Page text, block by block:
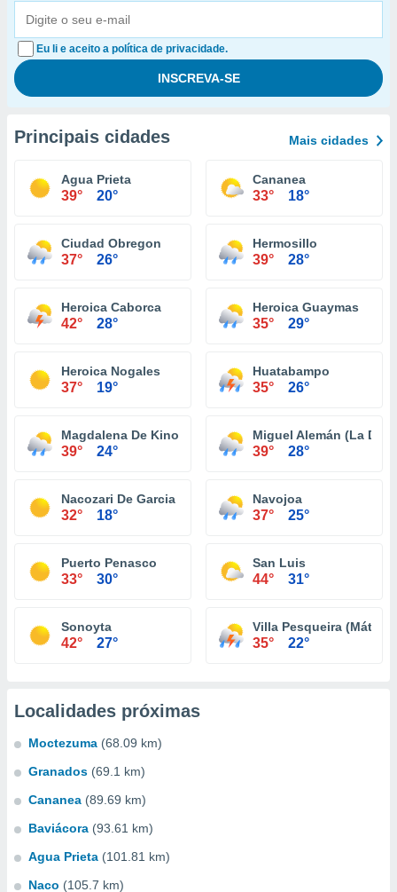
Eu li e aceito a política de privacidade.
Principais cidades Mais cidades
Agua Prieta
39° 20°
Cananea
33° 18°
Ciudad Obregon
37° 26°
Hermosillo
39° 28°
Heroica Caborca
42° 28°
Heroica Guaymas
35° 29°
Heroica Nogales
37° 19°
Huatabampo
35° 26°
Magdalena De Kino
39° 24°
Miguel Alemán (La
39° 28°
Nacozari De Garcia
32° 18°
Navojoa
37° 25°
Puerto Penasco
33° 30°
San Luis
44° 31°
Sonoyta
42° 27°
Villa Pesqueira
35° 22°
Localidades próximas
Moctezuma (68.09 km)
Granados (69.1 km)
Cananea (89.69 km)
Baviácora (93.61 km)
Agua Prieta (101.81 km)
Naco (105.7 km)